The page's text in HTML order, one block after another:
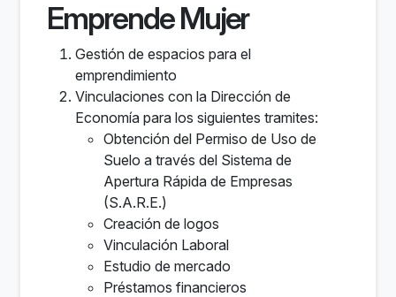
Emprende Mujer
Gestión de espacios para el
emprendimiento
Vinculaciones con la Dirección de
Economía para los siguientes tramites:
Obtención del Permiso de Uso de
Suelo a través del Sistema de
Apertura Rápida de Empresas
(S.A.R.E.)
Creación de logos
Vinculación Laboral
Estudio de mercado
Préstamos financieros